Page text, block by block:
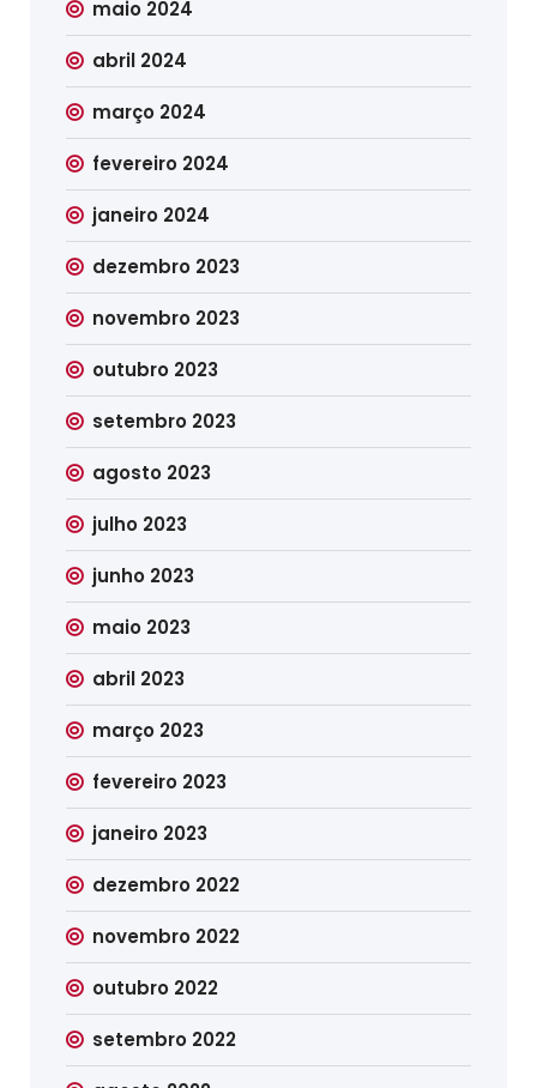
maio 2024
abril 2024
março 2024
fevereiro 2024
janeiro 2024
dezembro 2023
novembro 2023
outubro 2023
setembro 2023
agosto 2023
julho 2023
junho 2023
maio 2023
abril 2023
março 2023
fevereiro 2023
janeiro 2023
dezembro 2022
novembro 2022
outubro 2022
setembro 2022